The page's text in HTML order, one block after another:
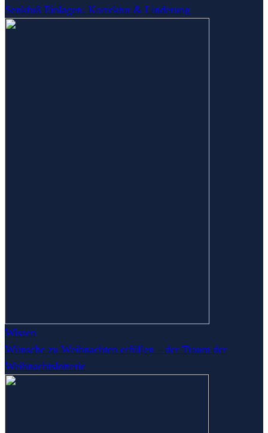
Senkfuß Einlagen: Korrektur & Linderung
Wissen
Wünsche zu Weihnachten erfüllen – der Traum der
Weihnachtslotterie